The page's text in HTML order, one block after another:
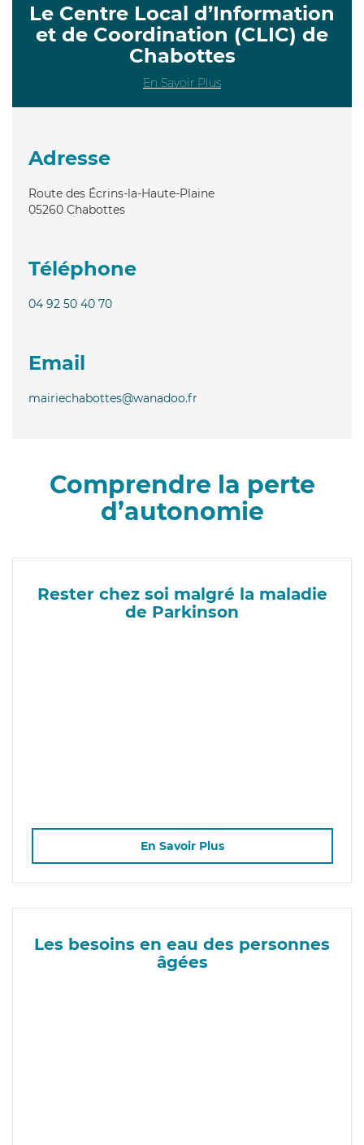
Le Centre Local d’Information
et de Coordination (CLIC) de
Chabottes
En Savoir Plus
Adresse
Route des Écrins-la-Haute-Plaine
05260 Chabottes
Téléphone
04 92 50 40 70
Email
mairiechabottes@wanadoo.fr
Comprendre la perte
d’autonomie
Rester chez soi malgré la maladie
de Parkinson
En Savoir Plus
Les besoins en eau des personnes
âgées